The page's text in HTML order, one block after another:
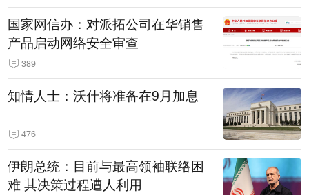
国家网信办：对派拓公司在华销售
产品启动网络安全审查
389
知情人士：沃什将准备在9月加息
476
伊朗总统：目前与最高领袖联络困
难 其决策过程遭人利用